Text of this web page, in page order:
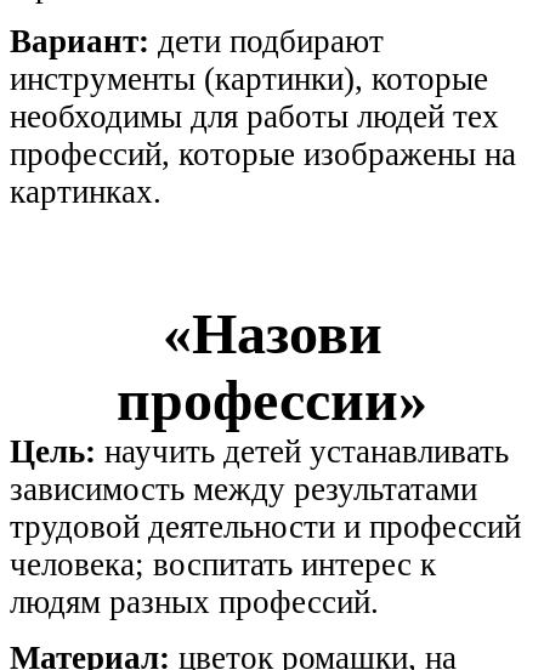
Вариант: дети подбирают
инструменты (картинки), которые
необходимы для работы людей тех
профессий, которые изображены на
картинках.
«Назови
профессии»
Цель: научить детей устанавливать
зависимость между результатами
трудовой деятельности и профессий
человека; воспитать интерес к
людям разных профессий.
Материал: цветок ромашки, на